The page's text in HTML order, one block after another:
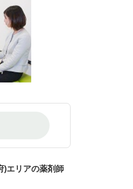
)エリアの薬剤師